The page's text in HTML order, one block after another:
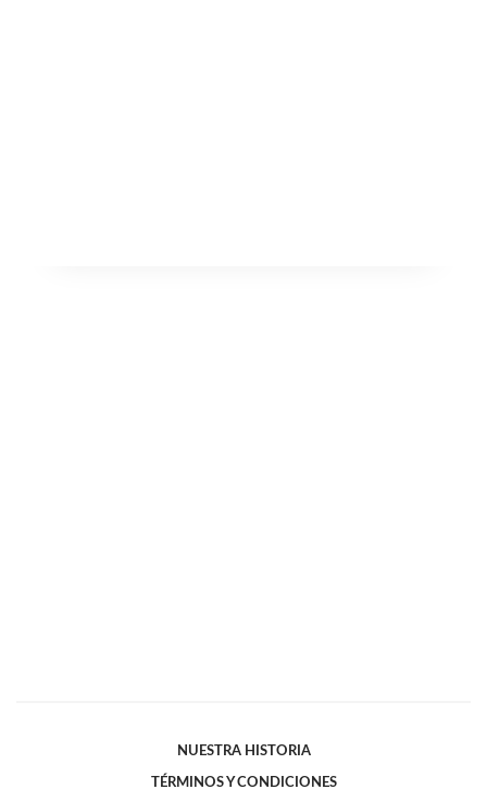
NUESTRA HISTORIA
TÉRMINOS Y CONDICIONES